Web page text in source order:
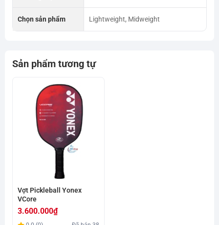
Chọn sản phẩm Lightweight, Midweight
Sản phẩm tương tự
Vợt Pickleball Yonex
VCore
3.600.000₫